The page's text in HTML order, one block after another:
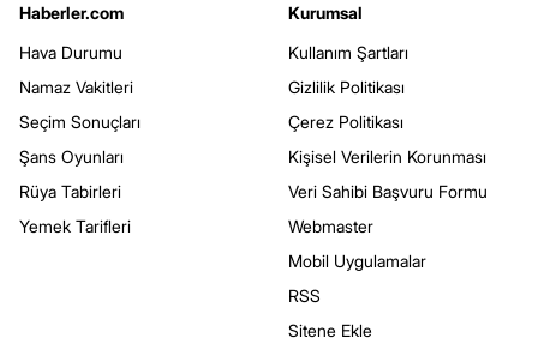
Haberler.com
Hava Durumu
Namaz Vakitleri
Seçim Sonuçları
Şans Oyunları
Rüya Tabirleri
Yemek Tarifleri
Kurumsal
Kullanım Şartları
Gizlilik Politikası
Çerez Politikası
Kişisel Verilerin Korunması
Veri Sahibi Başvuru Formu
Webmaster
Mobil Uygulamalar
RSS
Sitene Ekle